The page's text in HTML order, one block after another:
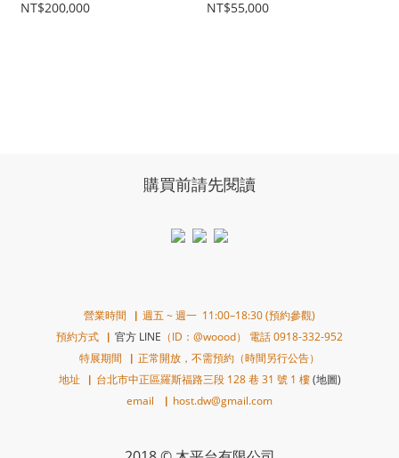
NT$200,000 NT$55,000
購買前請先閱讀
營業時間▕ 週五 ~ 週一 11:00–18:30 (預約參觀)
預約方式▕ 官方 LINE （ID：@woood） 電話 0918-332-952
特展期間▕ 正常開放，不需預約（時間另行公告）
地址▕ 台北市中正區羅斯福路三段 128 巷 31 號 1 樓(地圖)
email ▕ host.dw@gmail.com